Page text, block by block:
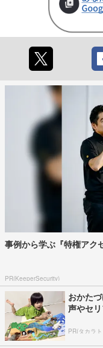
事例から学ぶ『特権アク
PR(KeeperSecurity)
おかた
声やセ
PR(タカラ